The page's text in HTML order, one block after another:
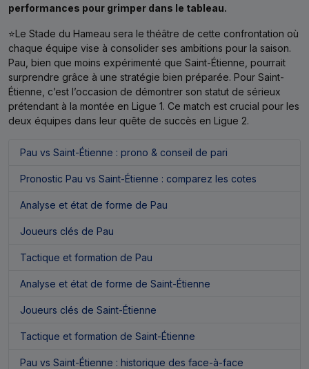
performances pour grimper dans le tableau.
⭐Le Stade du Hameau sera le théâtre de cette confrontation où
chaque équipe vise à consolider ses ambitions pour la saison.
Pau, bien que moins expérimenté que Saint-Étienne, pourrait
surprendre grâce à une stratégie bien préparée. Pour Saint-
Étienne, c’est l’occasion de démontrer son statut de sérieux
prétendant à la montée en Ligue 1. Ce match est crucial pour les
deux équipes dans leur quête de succès en Ligue 2.
Pau vs Saint-Étienne : prono & conseil de pari
Pronostic Pau vs Saint-Étienne : comparez les cotes
Analyse et état de forme de Pau
Joueurs clés de Pau
Tactique et formation de Pau
Analyse et état de forme de Saint-Étienne
Joueurs clés de Saint-Étienne
Tactique et formation de Saint-Étienne
Pau vs Saint-Étienne : historique des face-à-face